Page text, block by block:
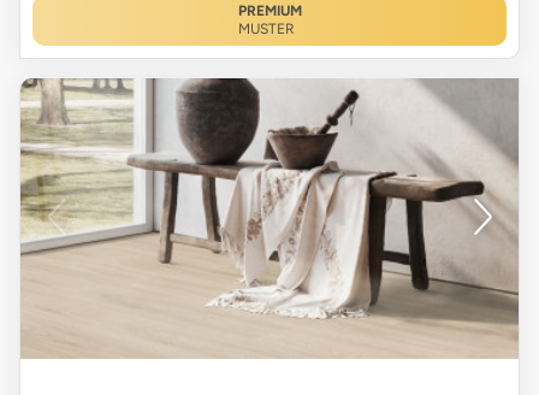
PREMIUM
MUSTER